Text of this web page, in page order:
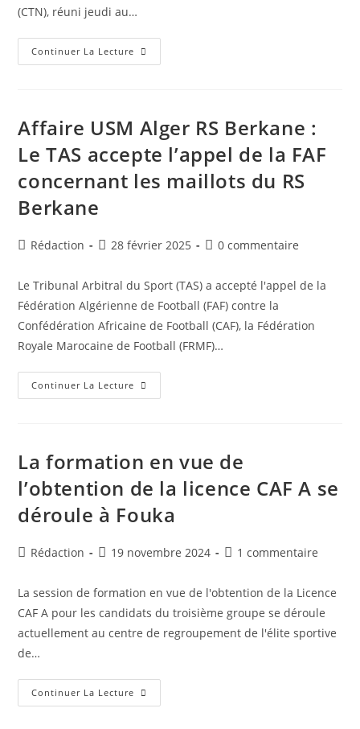
(CTN), réuni jeudi au…
Continuer La Lecture Révolution
Dans
La
FAF
Prépare
Une
Réforme
Majeure
Du
2026-
2027
Affaire USM Alger RS Berkane :
Le TAS accepte l’appel de la FAF
concernant les maillots du RS
Berkane
Auteur/autrice
la
publication :
Rédaction
Publication
28 février 2025
Commentaires
publication :
0 commentaire
Le Tribunal Arbitral du Sport (TAS) a accepté l'appel de la
Fédération Algérienne de Football (FAF) contre la
Confédération Africaine de Football (CAF), la Fédération
Royale Marocaine de Football (FRMF)…
Continuer La Lecture Affaire
USM
TAS
L’appel
De
La
FAF
Maillots
Berkane
La formation en vue de
l’obtention de la licence CAF A se
déroule à Fouka
Auteur/autrice
la
publication :
Rédaction
Publication
19 novembre 2024
Commentaires
la
publication :
1 commentaire
La session de formation en vue de l'obtention de la Licence
CAF A pour les candidats du troisième groupe se déroule
actuellement au centre de regroupement de l'élite sportive
de…
Continuer La Lecture La
Formation